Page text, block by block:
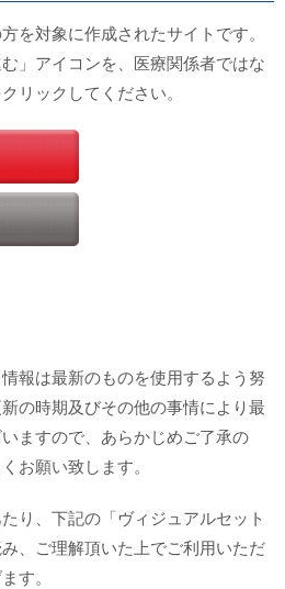
を対象に作成されたサイトです。
」アイコンを、医療関係者ではな
リックしてください。
報は最新のものを使用するよう努
の時期及びその他の事情により最
ますので、あらかじめご了承の
お願い致します。
り、下記の「ヴィジュアルセット
、ご理解頂いた上でご利用いただ
す。